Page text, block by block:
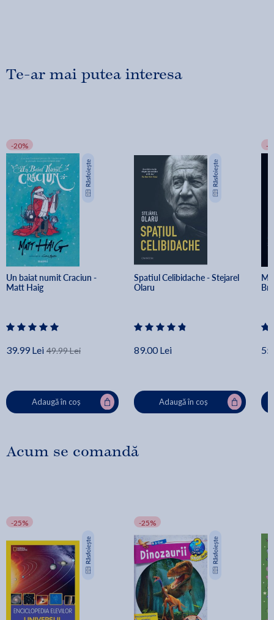
Te-ar mai putea interesa
-20%
Un baiat numit Craciun -
Matt Haig
39.99 Lei 49.99 Lei
Adaugă în coș
Spatiul Celibidache - Stejarel
Olaru
89.00 Lei
Adaugă în coș
-
Acum se comandă
-25% -25%